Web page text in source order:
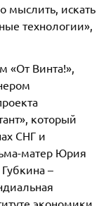
мыслить, искать
технологии»,
«От Винта!»,
который
СНГ и
матер Юрия
–
экономики,